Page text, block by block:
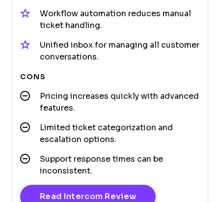
Workflow automation reduces manual
ticket handling.
Unified inbox for managing all customer
conversations.
CONS
Pricing increases quickly with advanced
features.
Limited ticket categorization and
escalation options.
Support response times can be
inconsistent.
Read Intercom ReviewOpens New